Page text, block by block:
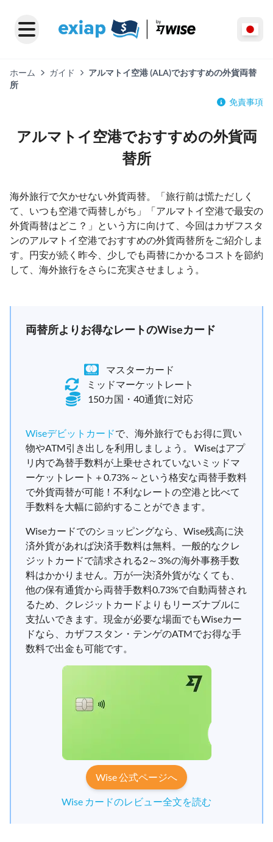
ホーム ガイド
アルマトイ空港 (ALA)でおすすめの外貨両替
所
免責事項
アルマトイ空港でおすすめの外貨両
替所
海外旅行で欠かせない外貨両替。「旅行前は慌ただしく
て、いつも空港で両替しがち」「アルマトイ空港で最安の
外貨両替はどこ？」という方に向けて、今回はカザフスタ
ンのアルマトイ空港でおすすめの外貨両替所をご紹介しま
す。円安が続く昨今、少しでも両替にかかるコストを節約
して、海外旅行をさらに充実させましょう。
両替所よりお得なレートのWiseカード
マスターカード
ミッドマーケットレート
150カ国・40通貨に対応
Wiseデビットカードで、海外旅行でもお得に買い
物やATM引き出しを利用しましょう。 Wiseはアプ
リ内で為替手数料が上乗せされていないミッドマ
ーケットレート＋0.73%～という格安な両替手数料
で外貨両替が可能！不利なレートの空港と比べて
手数料を大幅に節約することができます。
Wiseカードでのショッピングなら、Wise残高に決
済外貨があれば決済手数料は無料。一般的なクレ
ジットカードで請求される2～3%の海外事務手数
料はかかりません。万が一決済外貨がなくても、
他の保有通貨から両替手数料0.73%で自動両替され
るため、クレジットカードよりもリーズナブルに
支払いできます。現金が必要な場面でもWiseカー
ドなら、カザフスタン・テンゲのATMでお得な手
数料で出金も可能です。
Wise 公式ページへ
Wise カードのレビュー全文を読む